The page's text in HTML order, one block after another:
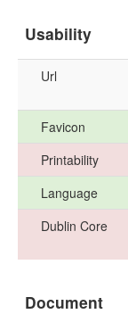
Usability
Url
Favicon
Printability
Language
Dublin Core
Document